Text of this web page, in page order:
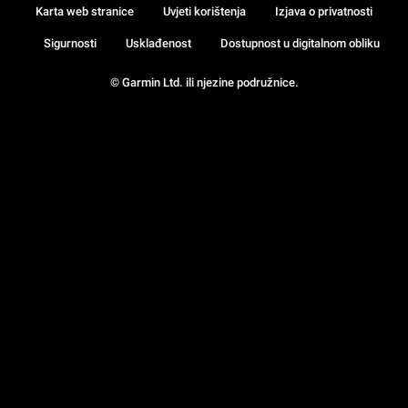
© Garmin Ltd. ili njezine podružnice.
Karta web stranice Uvjeti korištenja Izjava o privatnosti
Sigurnosti Usklađenost Dostupnost u digitalnom obliku